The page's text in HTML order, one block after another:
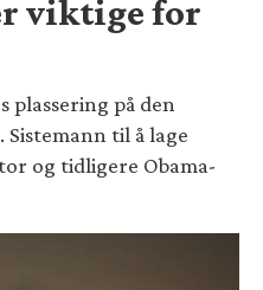
viktige for
plassering på den
til å lage
og tidligere Obama-